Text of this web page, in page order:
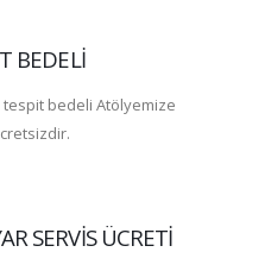
BEDELİ
tespit bedeli Atölyemize
SERVİS ÜCRETİ